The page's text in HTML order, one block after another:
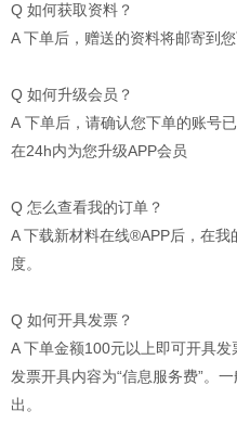
Q 如何获取资料？
A 下单后，赠送的资料将邮寄到您
Q 如何升级会员？
A 下单后，请确认您下单的账号
在24h内为您升级APP会员
Q 怎么查看我的订单？
A 下载新材料在线®APP后，在
度。
Q 如何开具发票？
A 下单金额100元以上即可开具发
发票开具内容为“信息服务费”。
出。